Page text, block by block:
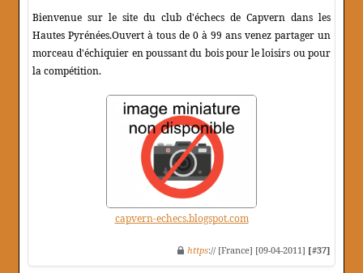
Bienvenue sur le site du club d'échecs de Capvern dans les
Hautes Pyrénées.Ouvert à tous de 0 à 99 ans venez partager un
morceau d'échiquier en poussant du bois pour le loisirs ou pour
la compétition.
capvern-echecs.blogspot.com
https:// [France] [09-04-2011] [#37]